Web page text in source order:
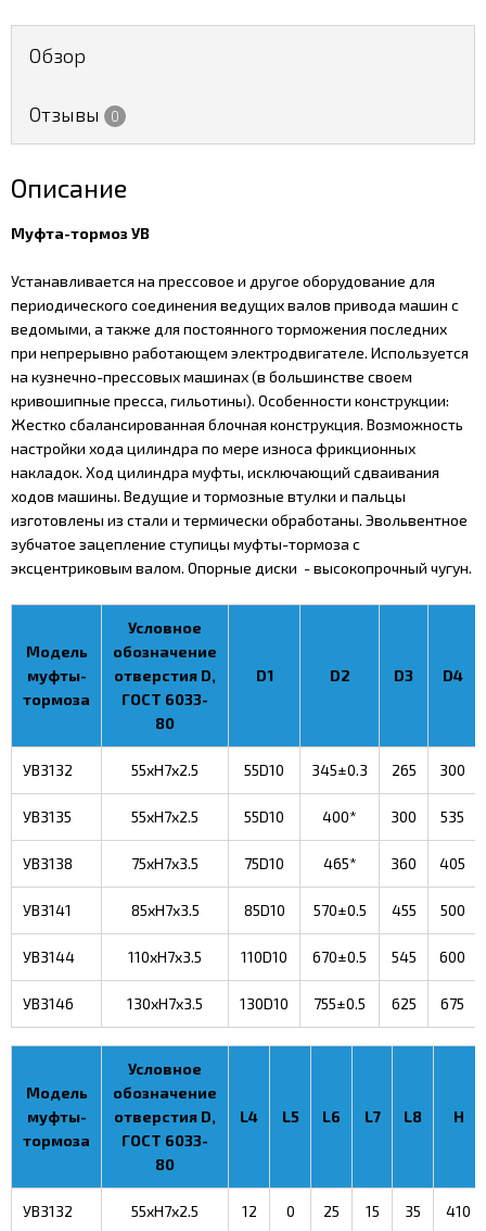
Обзор
Отзывы 0
Описание
Муфта-тормоз УВ
Устанавливается на прессовое и другое оборудование для
периодического соединения ведущих валов привода машин с
ведомыми, а также для постоянного торможения последних
при непрерывно работающем электродвигателе. Используется
на кузнечно-прессовых машинах (в большинстве своем
кривошипные пресса, гильотины). Особенности конструкции:
Жестко сбалансированная блочная конструкция. Возможность
настройки хода цилиндра по мере износа фрикционных
накладок. Ход цилиндра муфты, исключающий сдваивания
ходов машины. Ведущие и тормозные втулки и пальцы
изготовлены из стали и термически обработаны. Эвольвентное
зубчатое зацепление ступицы муфты-тормоза с
эксцентриковым валом. Опорные диски - высокопрочный чугун.
Модель
муфты-
тормоза
Условное
обозначение
отверстия D,
ГОСТ 6033-
80
D1 D2 D3 D4
УВ3132 55xH7x2.5 55D10 345±0.3 265 300
УВ3135 55xH7x2.5 55D10 400* 300 535
УВ3138 75xH7x3.5 75D10 465* 360 405
УВ3141 85xH7x3.5 85D10 570±0.5 455 500
УВ3144 110xH7x3.5 110D10 670±0.5 545 600
УВ3146 130xH7x3.5 130D10 755±0.5 625 675
Модель
муфты-
тормоза
Условное
обозначение
отверстия D,
ГОСТ 6033-
80
L4 L5 L6 L7 L8 H
УВ3132 55xH7x2.5 12 0 25 15 35 410